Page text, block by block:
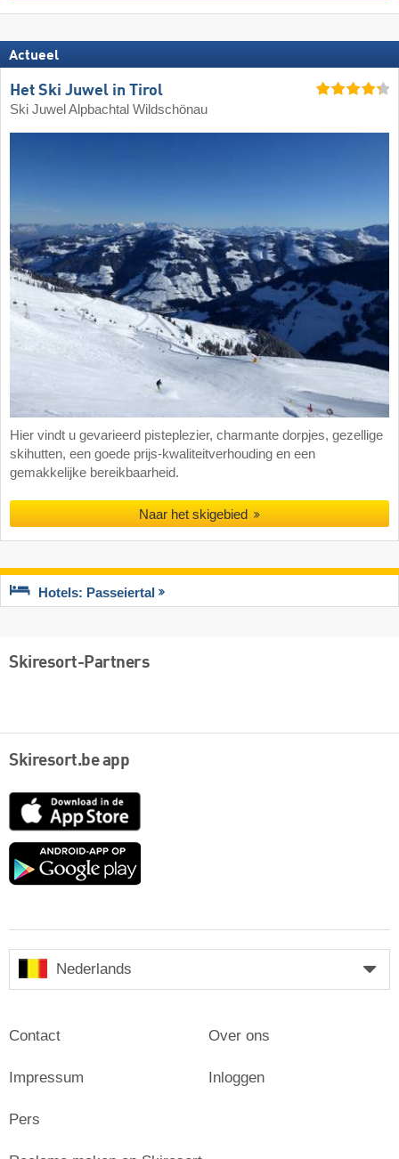
Actueel
Het Ski Juwel in Tirol
Ski Juwel Alpbachtal Wildschönau
Hier vindt u gevarieerd pisteplezier, charmante dorpjes, gezellige
skihutten, een goede prijs-kwaliteitverhouding en een
gemakkelijke bereikbaarheid.
Naar het skigebied
Hotels: Passeiertal
Skiresort-Partners
Skiresort.be app
App
Google
Nederlands
Contact
Impressum
Pers
Over ons
Inloggen